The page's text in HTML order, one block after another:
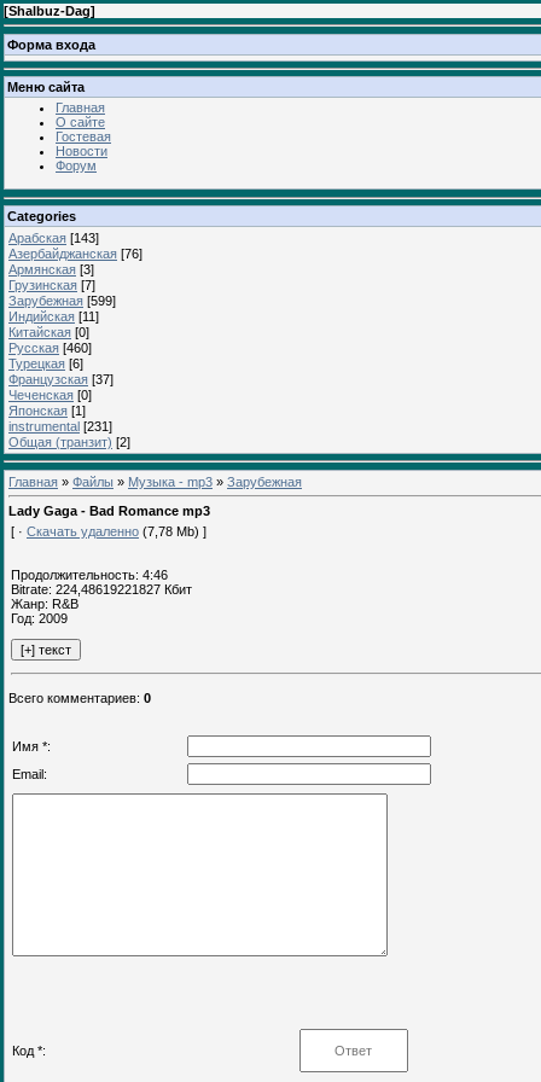
[Shalbuz-Dag]
Форма входа
Меню сайта
Главная
О сайте
Гостевая
Новости
Форум
Categories
Арабская [143]
Азербайджанская [76]
Армянская [3]
Грузинская [7]
Зарубежная [599]
Индийская [11]
Китайская [0]
Русская [460]
Турецкая [6]
Французская [37]
Чеченская [0]
Японская [1]
instrumental [231]
Общая (транзит) [2]
Главная » Файлы » Музыка - mp3 » Зарубежная
Lady Gaga - Bad Romance mp3
[ · Скачать удаленно (7,78 Mb) ]
Продолжительность: 4:46
Bitrate: 224,48619221827 Кбит
Жанр: R&B
Год: 2009
Всего комментариев: 0
Имя *:
Email:
Код *: